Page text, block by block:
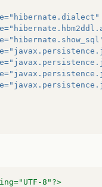
"hibernate.dialect"
8"?>